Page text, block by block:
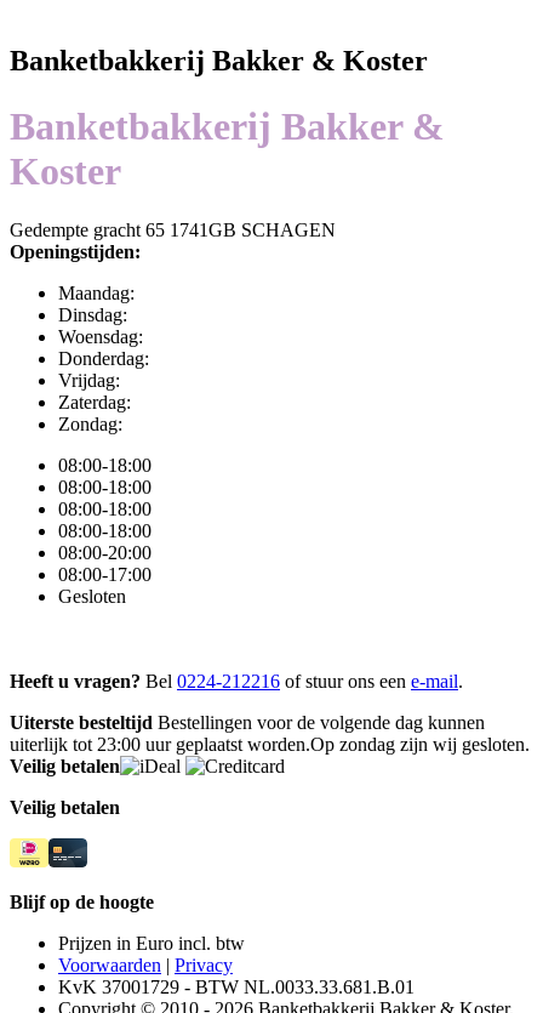
Banketbakkerij Bakker & Koster
Banketbakkerij Bakker &
Koster
Gedempte gracht 65 1741GB SCHAGEN
Openingstijden:
Maandag:
Dinsdag:
Woensdag:
Donderdag:
Vrijdag:
Zaterdag:
Zondag:
08:00-18:00
08:00-18:00
08:00-18:00
08:00-18:00
08:00-20:00
08:00-17:00
Gesloten
Heeft u vragen? Bel 0224-212216 of stuur ons een e-mail.
Uiterste besteltijd Bestellingen voor de volgende dag kunnen
uiterlijk tot 23:00 uur geplaatst worden.Op zondag zijn wij gesloten.
Veilig betalen
Veilig betalen
Blijf op de hoogte
Prijzen in Euro incl. btw
Voorwaarden | Privacy
KvK 37001729 - BTW NL.0033.33.681.B.01
Copyright © 2010 - 2026 Banketbakkerij Bakker & Koster.